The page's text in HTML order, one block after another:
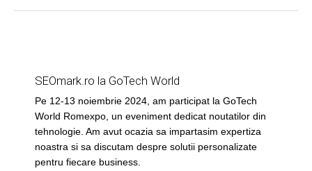
SEOmark.ro la GoTech World
Pe 12-13 noiembrie 2024, am participat la GoTech
World Romexpo, un eveniment dedicat noutatilor din
tehnologie. Am avut ocazia sa impartasim expertiza
noastra si sa discutam despre solutii personalizate
pentru fiecare business.